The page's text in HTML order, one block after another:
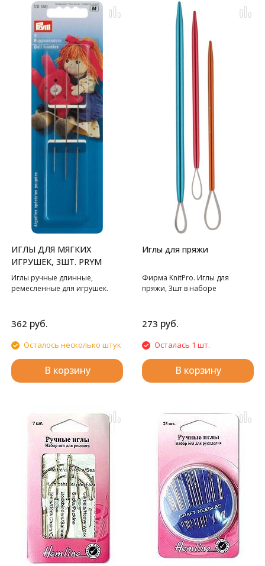
ИГЛЫ ДЛЯ МЯГКИХ
ИГРУШЕК, 3ШТ. PRYM
Иглы ручные длинные,
ремесленные для игрушек.
362 руб.
Осталось несколько штук
В корзину
Иглы для пряжи
Фирма KnitPro. Иглы для
пряжи, 3шт в наборе
273 руб.
Осталась 1 шт.
В корзину